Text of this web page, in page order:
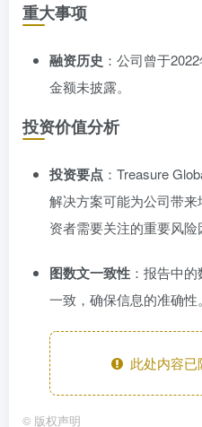
重大事项
融资历史 ：公司曾于
金额未披露。
投资价值分析
投资要点 ：Treasure
解决方案可能为公司带
资者需要关注的重要风险
图数文一致性 ：报告中
一致，确保信息的准确性。
此处内容已
© 版权声明